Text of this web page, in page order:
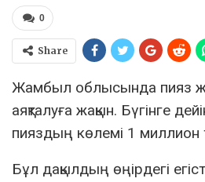
0
Share
Жамбыл облысында пияз
аяқталуға жақын. Бүгінге
пияздың көлемі 1 миллион
Бұл дақылдың өңірдегі